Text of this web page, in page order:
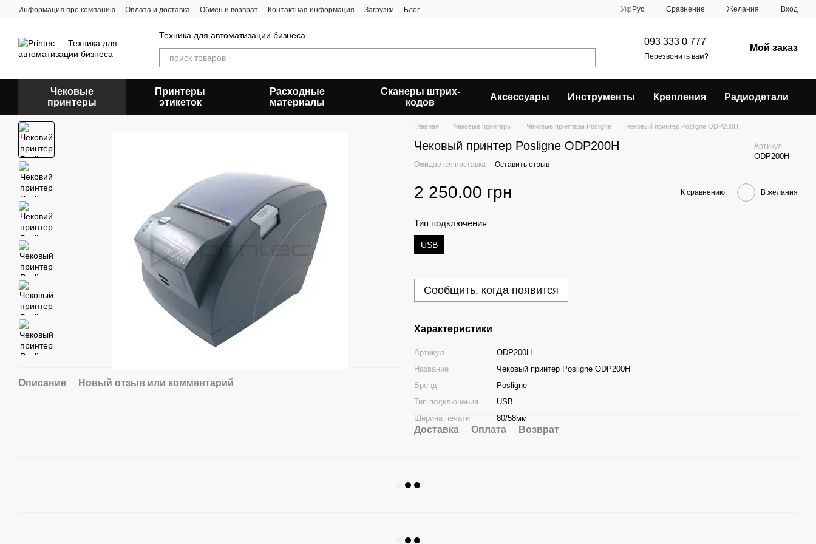
Перейти к основному контенту
Информация про компанию Оплата и доставка Обмен и возврат Контактная информация Загрузки Блог Укр Рус Сравнение Желания Вход
Техника для автоматизации бизнеса
093 333 0 777
Перезвонить вам?
Мой заказ
Чековые
принтеры
Принтеры
этикеток
Расходные
материалы
Сканеры штрих-
кодов
Аксессуары Инструменты Крепления Радиодетали
Описание Новый отзыв или комментарий
Главная Чековые принтеры Чековые принтеры Posligne Чековый принтер Posligne ODP200H
Чековый принтер Posligne ODP200H Артикул
ODP200H
Ожидается поставка Оставить отзыв
2 250.00 грн К сравнению В желания
Тип подключения
USB
Сообщить, когда появится
Характеристики
Артикул
ODP200H
Название
Чековый принтер Posligne ODP200H
Бренд
Posligne
Тип подключения
USB
Ширина печати
80/58мм
Доставка Оплата Возврат